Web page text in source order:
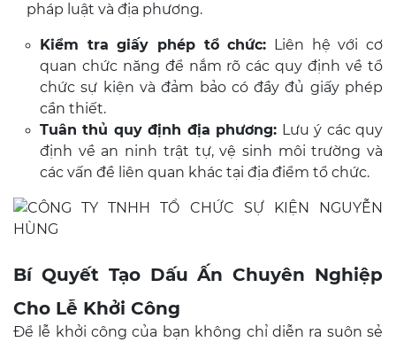
pháp luật và địa phương.
Kiểm tra giấy phép tổ chức: Liên hệ với cơ
quan chức năng để nắm rõ các quy định về tổ
chức sự kiện và đảm bảo có đầy đủ giấy phép
cần thiết.
Tuân thủ quy định địa phương: Lưu ý các quy
định về an ninh trật tự, vệ sinh môi trường và
các vấn đề liên quan khác tại địa điểm tổ chức.
Bí Quyết Tạo Dấu Ấn Chuyên Nghiệp
Cho Lễ Khởi Công
Để lễ khởi công của bạn không chỉ diễn ra suôn sẻ